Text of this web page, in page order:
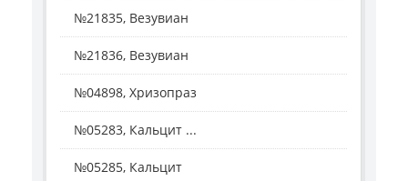
№21835, Везувиан
№21836, Везувиан
№04898, Хризопраз
№05283, Кальцит ...
№05285, Кальцит